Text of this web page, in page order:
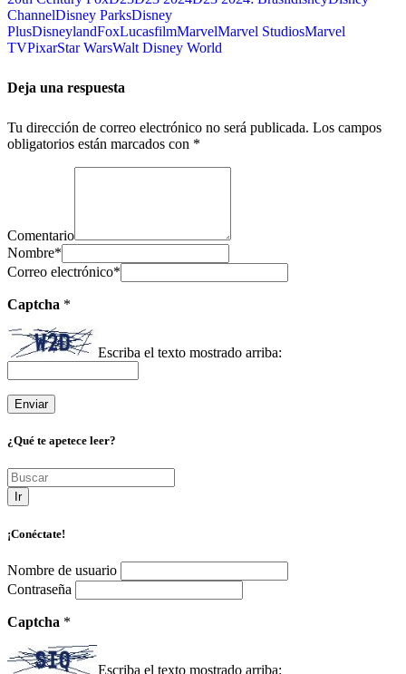
ChannelDisney ParksDisney
PlusDisneylandFoxLucasfilmMarvelMarvel StudiosMarvel
TVPixarStar WarsWalt Disney World
Deja una respuesta
Tu dirección de correo electrónico no será publicada. Los campos
obligatorios están marcados con *
Comentario
Nombre*
Correo electrónico*
Captcha *
Escriba el texto mostrado arriba:
¿Qué te apetece leer?
Ir
¡Conéctate!
Nombre de usuario
Contraseña
Captcha *
Escriba el texto mostrado arriba: